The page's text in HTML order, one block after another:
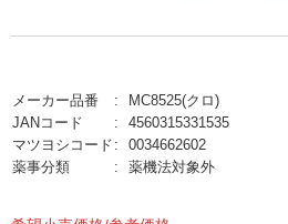
メーカー品番
MC8525(クロ)
JANコード
4560315331535
マツヨシコード
0034662602
薬事分類
薬機法対象外